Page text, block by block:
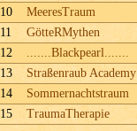
10
MeeresTraum
11
GötteRMythen
12
.......Blackpearl.......
13
Straßenraub Academy
14
Sommernachtstraum
15
TraumaTherapie